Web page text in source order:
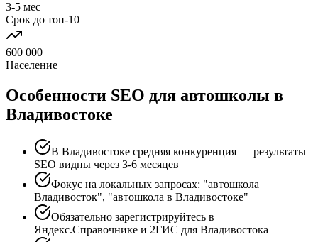
3-5 мес
Срок до топ-10
600 000
Население
Особенности SEO для автошколы в
Владивостоке
В Владивостоке средняя конкуренция — результаты
SEO видны через 3-6 месяцев
Фокус на локальных запросах: "автошкола
Владивосток", "автошкола в Владивостоке"
Обязательно зарегистрируйтесь в
Яндекс.Справочнике и 2ГИС для Владивостока